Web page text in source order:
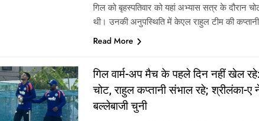
गिल को बृहस्पतिवार को यहां अभ्यास सत्र के दौरान
थी। उनकी अनुपस्थिति में केएल राहुल टीम की
Read More
गिल वार्म-अप मैच के पहले दिन नहीं खेल
चोट, राहुल कप्तानी संभाल रहे; श्रीलंका-ए
बल्लेबाजी चुनी